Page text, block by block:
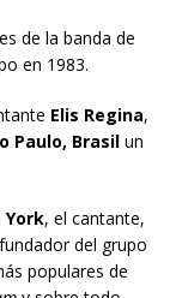
de la banda de
en 1983.
Elis Regina,
Paulo, Brasil un
York, el cantante,
del grupo
populares de